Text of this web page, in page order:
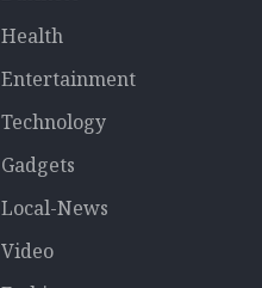
Health
Entertainment
Technology
Gadgets
Local-News
Video